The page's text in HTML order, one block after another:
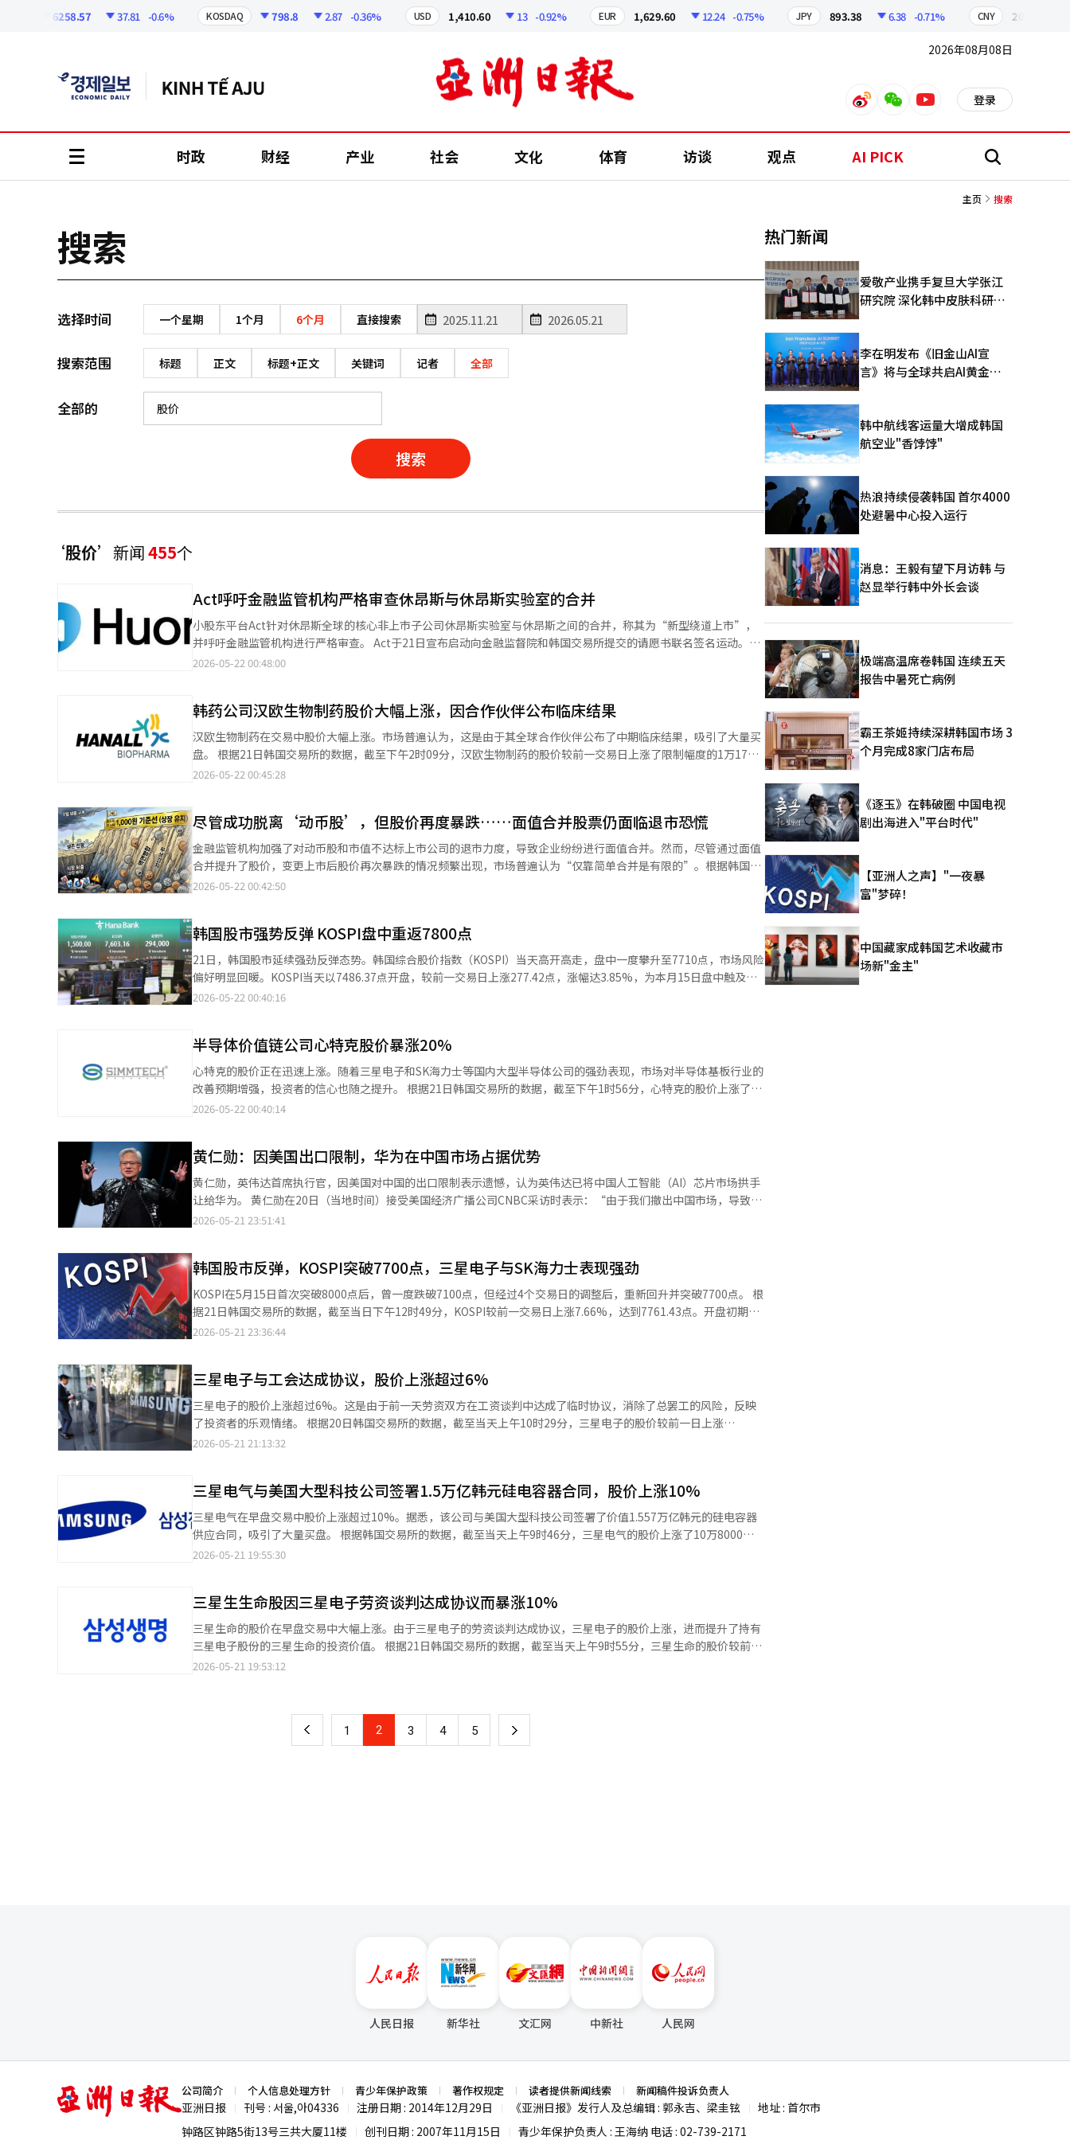
6258.57 37.81 -0.6% KOSDAQ 798.8 2.87 -0.36% USD 1,410.60 13 -0.92% EUR 1,629.60 12.24 -0.75% JPY 893.38 6.38 -0.71% CNY 209.17
2026年08月08日
weiboweixinyoutube 登录
时政 财经 产业 社会 文化 体育 访谈 观点 AI PICK 搜
主页 搜索
搜索
选择时间 一个星期 1个月 6个月 直接搜索
搜索范围 标题 正文 标题+正文 关键词 记者 全部
全部的
搜索
‘股价’ 新闻455个
Act呼吁金融监管机构严格审查休昂斯与休昂斯实验室的合并
小股东平台Act针对休昂斯全球的核心非上市子公司休昂斯实验室与休昂斯之间的合并，称其为“新型绕道上市”，
并呼吁金融监管机构进行严格审查。 Act于21日宣布启动向金融监督院和韩国交易所提交的请愿书联名签名运动。部
分小股东和Act指出，此次合并是休昂斯全球持有64.1%股份的非上市子公司休昂斯实验室与上市公司休昂斯的吸收
管，但与已上市的关联公司合并时，由于没有最大股东变更，可能会被排除在交易所的绕道上市审查之外。小股东们
对外部评估机构评估的休昂斯实验室企业价值1290亿韩元表示反对，认为这未能反映其未来成长性，属于低估。 Act
方面表示：“实际上，这种结构与子公司上市的效果相似”，并强调“交易所应当主动进行相当于绕道上市的质量审
查”。他们还指出：“如果允许这种方式，将可能成为控股公司规避重复上市监管的先例。” 缺乏股东保护机制也是
一个问题。休昂斯全球的小股东表示，由于此次合并并非控股公司股东大会的决议事项，他们无法行使股票回购权等
50%，而休昂斯的股价则上涨了18.3%。 Act的代表李相木表示：“通过将非上市子公司合并到上市子公司的方式，
利用了制度的盲点，这种新型绕道上市手法将扩散到整个资本市场”，并表示：“我们将竭尽全力确保此次事件不会
成为资本市场的不良先例。” 与此同时，休昂斯表示，此次合并将使其在现有合成药物候选物（管线）的基础上，扩
展休昂斯实验室正在开发的生物药物管线，以建立高附加值的未来成长动力。 ※ 本报道经人工智能（AI）系统翻译
与编辑。
2026-05-22 00:48:00
韩药公司汉欧生物制药股价大幅上涨，因合作伙伴公布临床结果
汉欧生物制药在交易中股价大幅上涨。市场普遍认为，这是由于其全球合作伙伴公布了中期临床结果，吸引了大量买
盘。 根据21日韩国交易所的数据，截至下午2时09分，汉欧生物制药的股价较前一交易日上涨了限制幅度的1万1700
韩元（29.85%），报5万900韩元。 市场人士表示，汉欧生物制药的合作伙伴伊美诺万特（Immunovant）提前公布
54.5%，ACR70为35.8%。 ACR是评估类风湿关节炎症状改善程度的指标，其中ACR70表示症状改善超过70%的患
者比例。 在使用两种以上不同的最新靶向治疗药物（如第一代DMARD、抗TNF、JAK抑制剂）仍未见效的极难治患
者中，出现如此显著的症状改善引起了广泛关注。同时，从安全性来看，整体耐受性良好，没有出现新的不良信号。
艾美罗普鲁巴特通过抑制FcRn来减少致病性自身抗体，目前除了类风湿关节炎外，还在针对重症肌无力、CIDP、干
燥综合症、格雷夫斯病等多种自身免疫疾病进行全球临床试验。 对此，IBK投资证券的研究员郑义洙分析称：“由于
别（Best-in-Class）潜力的契机。”※ 本报道经人工智能（AI）系统翻译与编辑。
2026-05-22 00:45:28
尽管成功脱离‘动币股’，但股价再度暴跌……面值合并股票仍面临退市恐慌
金融监管机构加强了对动币股和市值不达标上市公司的退市力度，导致企业纷纷进行面值合并。然而，尽管通过面值
合并提升了股价，变更上市后股价再次暴跌的情况频繁出现，市场普遍认为“仅靠简单合并是有限的”。根据韩国交
易所的数据，本周（18日至20日）进行面值合并并变更上市的股票中，KOSPI有10只，KOSDAQ有21只。这些股票
易日（20日）进行面值合并并变更上市的KOSPI股票中，韩国电子控股公司股价较基准价下跌26.34%，收于2950韩
元。KEC也暴跌29.92%，博海酿造下跌20.62%，安耐克斯下跌14.95%。Ontide同样下跌5.02%。面值合并通常是
将多股合并为一股，从而减少股票数量并提高每股价格。最近，企业利用这一方式摆脱“动币股”的形象，以避免退
市的风险。例如，将5张500韩元的股票合并为1张，股价提升至2500韩元左右。早在2月份，金融委员会就发布
了“针对不良企业快速、严格退市的退市改革方案”。根据该方案，自今年7月1日起，连续30个交易日股价低于
最终退市程序。面值合并后股价再次走弱的原因在于，退市的担忧依然存在。金融委员会将加强动币股的标准，同时
也会强化市值标准。从7月开始，KOSPI市场市值低于300亿韩元的企业将被纳入退市审查范围，而KOSDAQ市场市值
低于200亿韩元的企业也将被纳入审查。明年1月起，标准将进一步收紧，KOSPI将包括市值低于500亿韩元的企业，
KOSDAQ则包括市值低于300亿韩元的企业，均将被指定为管理股票并纳入退市审查。目前，通过面值合并变更上市
的许多股票市值未能超过500亿韩元。市场普遍认为，面值合并本身并不能提升企业价值，若不进行业绩改善或财务
性措施，并不会改变企业的基本面。要消除退市的担忧，最终需要业绩改善、财务稳定以及股东回报政策等本质性变
化。”※ 本报道经人工智能（AI）系统翻译与编辑。
2026-05-22 00:42:50
韩国股市强势反弹 KOSPI盘中重返7800点
21日，韩国股市延续强劲反弹态势。韩国综合股价指数（KOSPI）当天高开高走，盘中一度攀升至7710点，市场风险
偏好明显回暖。KOSPI当天以7486.37点开盘，较前一交易日上涨277.42点，涨幅达3.85%，为本月15日盘中触及
8000点后经历深度回调以来的最大单日涨幅之一。当天KOSPI收于7815.59点，较前一交易日上涨8.42%；韩国创业
外，隔夜美股在半导体板块带动下收涨，美国国债收益率与国际油价双双回落，外部市场环境趋于改善。受买盘快速
涌入影响，KOSPI开盘约24分钟后即触发程序化买盘“熔断机制”（Sidecar），韩国创业板市场（KOSDAQ）也同
步触发买入侧熔断。 元大证券研究员李在元（音）分析指出，三星电子工会罢工不确定性的消除，叠加现金绩效奖金
发放压力减轻，共同构成推动市场上行的内部动力；与此同时，市场对伊朗局势趋于缓和的预期升温，以及英伟达
（NVIDIA）亮眼的业绩表现，也为此次反弹提供了额外支撑。 外资机构对韩国股市的乐观预期亦持续升温。野村证
存储芯片与高带宽存储器（HBM）正处于“超级周期”，将成为今年至2027年韩国企业盈利及净资产收益率
（ROE）增长的核心驱动力。此外，报告还指出，涵盖存储芯片、HBM、电力设备、储能系统（ESS）及核电在内的
人工智能（AI）基础设施领域，未来五年有望持续贡献稳定收益。
2026-05-22 00:40:16
半导体价值链公司心特克股价暴涨20%
心特克的股价正在迅速上涨。随着三星电子和SK海力士等国内大型半导体公司的强劲表现，市场对半导体基板行业的
改善预期增强，投资者的信心也随之提升。 根据21日韩国交易所的数据，截至下午1时56分，心特克的股价上涨了2
万400韩元（19.69%），现报12万4000韩元。 当天，三星电子和SK海力士的股价也同步大幅上涨，显示出半导体价
了半导体大型股的买入热潮。 三星电子与工会在前一晚签署了2026年薪资谈判的初步协议，避免了即将到来的总罢
工。Kiwoom证券的研究员韩志英表示：“罢工风险的缓解可能会为以半导体股票为中心的友好供需环境创造条
件。” 此外，英伟达的良好业绩也刺激了投资者的信心。英伟达宣布其2026财年第一季度（2月至4月）的营收为
816亿2000万美元（约122万亿韩元），较前一季度增长约20%，连续12个季度创下历史最高营收记录。市场分析认
为，人工智能服务器投资的扩大将推动高带宽内存（HBM）的需求增加，这对国内半导体股票整体产生了积极影响。
2026-05-22 00:40:14
黄仁勋：因美国出口限制，华为在中国市场占据优势
黄仁勋，英伟达首席执行官，因美国对中国的出口限制表示遗憾，认为英伟达已将中国人工智能（AI）芯片市场拱手
让给华为。 黄仁勋在20日（当地时间）接受美国经济广播公司CNBC采访时表示：“由于我们撤出中国市场，导致当
地半导体企业生态系统运转良好。”他指出：“华为度过了一个创纪录的年份，预计明年也将取得惊人业绩。” 他进
有任何期待”，并指出已向分析师和投资者提出“不要投资，也不要抱有期待”的预期。 尽管如此，他明确表示希望
重返中国市场。他提到：“中国有很多客户和合作伙伴，我们已经在那儿经营了30年，希望继续开展业务。” 英伟
达当天公布的2026财年第一季度（2月至4月）营收为816.2亿美元（约合122万亿韩元），较上一季度的681.3亿美元
增长20%，连续12个季度创下历史新高。 与去年同期相比增长85%，也超出市场调研机构伦敦证券交易所集团
（LSEG）预测的788.5亿美元。调整后的每股收益（EPS）为1.87美元，超过华尔街预期的1.76美元。 增长主要得益
148亿美元。 包括PC、游戏主机和自动驾驶汽车在内的边缘计算业务营收为64亿美元，同比增长29%。 英伟达预计
第二季度营收将达到910亿美元，超出市场预期的868.4亿美元。尤其是其主打产品图形处理器（GPU）之外，中央处
理器（CPU）Vera的年营收预计将达到200亿美元，约占英伟达预计年营收的5%。 在业绩发布的当天，英伟达股价
因市场对业绩的期待在常规交易中上涨1.3%，但在业绩发布后，盘后交易转为下跌。截至下午8时，股价下跌2.81美
元（1.26%），报220.66美元。※ 本报道经人工智能（AI）系统翻译与编辑。
2026-05-21 23:51:41
韩国股市反弹，KOSPI突破7700点，三星电子与SK海力士表现强劲
KOSPI在5月15日首次突破8000点后，曾一度跌破7100点，但经过4个交易日的调整后，重新回升并突破7700点。 根
据21日韩国交易所的数据，截至当日下午12时49分，KOSPI较前一交易日上涨7.66%，达到7761.43点。开盘初期，
指数大幅上涨，KOSPI和KOSDAQ的买入熔断机制同时启动。 三星电子的劳资双方在前一晚达成了工资谈判的初步协
入超过1.4万亿韩元的股票，推动了指数上涨。外资净卖出1万亿韩元，个人投资者则净卖出约4000亿韩元，开始实现
利润。 三星电子在前一天成功解决了劳资谈判，消除了罢工风险，股价上涨超过8%，一度触及30万韩元。SK海力士
的股价上涨11.06%，达到193万8000韩元。 三星电机宣布与全球企业签署了价值1.5万亿韩元的硅电容器供应合同，
股价上涨超过12%。三星生命和三星物产的股价分别上涨12%和11%。现代汽车集团的股票也表现良好，现代汽车
上涨9%，起亚汽车上涨超过11%。 未来资产证券研究员金石桓表示：“三星电子的劳资协议使得整个集团表现强
KOSDAQ指数当天开盘时较前一交易日上涨29.23点（2.77%），达到1085.30点。截至下午12时49分，KOSDAQ指
数较前一交易日上涨5.07%，达到1109.61点。 在KOSDAQ市场上，外资净买入1300亿韩元，机构净买入1600亿韩
元，个人投资者则净卖出超过2800亿韩元。 KOSDAQ市值前列的股票普遍上涨。阿尔特奥根上涨0.70%，生态动力
材料上涨10.58%，生态动力上涨10.36%，彩虹机器人上涨15.20%，科隆生物制药上涨3.56%，三千堂制药上涨
2.45%，利诺工业上涨6.15%，利佳凯姆生物上涨3.62%，HLB上涨2.94%，ABL生物上涨4.70%。 前一天成功实
智能（AI）系统翻译与编辑。
2026-05-21 23:36:44
三星电子与工会达成协议，股价上涨超过6%
三星电子的股价上涨超过6%。这是由于前一天劳资双方在工资谈判中达成了临时协议，消除了总罢工的风险，反映
了投资者的乐观情绪。 根据20日韩国交易所的数据，截至当天上午10时29分，三星电子的股价较前一日上涨
6.16%，交易价格为29万3000韩元。在盘前交易中，股价一度触及30万韩元。 三星电子股价的急剧上涨被认为是由
6.76%。特别是外资投资者在15日至20日的期间内，净卖出三星电子股票达7兆8621亿韩元。 基于这一情况，
Kiwoom证券的研究员韩志英分析称：“前一晚三星电子劳资谈判达成临时协议的消息，缓解了罢工风险，这将为以
半导体股为中心的积极供需环境奠定基础。” 证券界对三星电子的业绩改善趋势和内存市场的良好表现表示乐观，纷
纷上调目标股价。 新韩投资证券当天将目标股价上调至55万韩元，比之前提高了83.3%。新韩投资证券的研究员金亨
泰表示：“内存价格的进一步上涨、长期合同带来的稳定业绩可见性、对股东回报的期待，以及劳资相关担忧的消除
永建指出：“截至5月，服务器/企业用固态硬盘（SSD）的数量增长率分别为22.3%和41.5%，在一个月内（相比于
之前的22.1%和39.1%）再次上升。” 前一天，韩国投资证券也因预计第二季度内存价格大幅上涨，将三星电子的目
标股价从37万韩元上调至57万韩元，成为证券公司中最高的目标价。 韩国投资证券的研究员蔡敏淑表示：“由于预
计第二季度通用DRAM的平均销售价格上涨率将从30%上调至60%，因此我们将今年和明年三星电子的营业利润预期
分别上调13%和16%，达到377万亿韩元和573万亿韩元。”※ 本报道经人工智能（AI）系统翻译与编辑。
2026-05-21 21:13:32
三星电气与美国大型科技公司签署1.5万亿韩元硅电容器合同，股价上涨10%
三星电气在早盘交易中股价上涨超过10%。据悉，该公司与美国大型科技公司签署了价值1.557万亿韩元的硅电容器
供应合同，吸引了大量买盘。 根据韩国交易所的数据，截至当天上午9时46分，三星电气的股价上涨了10万8000韩
元（10.18%），报116万9000韩元。股价在盘中一度上涨至121万9000韩元，创下历史新高。 三星电气的硅电容器
2028年12月31日。由于商业机密，客户名称和主要合同条款未予披露。 硅电容器是高性能半导体封装基板所需的超
小型电子元件。其设计可以使封装厚度更薄，并且能够靠近高性能系统半导体，有利于高速数据的稳定传输。 证券界
也因此提高了对三星电气的预期。KB证券和DB证券当天将三星电气的目标股价上调至160万韩元。达沃投资证券将
目标价上调至150万韩元，iM证券则上调至140万韩元。 DB证券研究员赵贤智表示：“硅电容器业务预计将在2027
年后开始对业绩产生实质性贡献。”他预测：“今年的销售额约为300亿韩元，但到2027年将增至约5500亿韩元，
2026-05-21 19:55:30
三星生生命股因三星电子劳资谈判达成协议而暴涨10%
三星生命的股价在早盘交易中大幅上涨。由于三星电子的劳资谈判达成协议，三星电子的股价上涨，进而提升了持有
三星电子股份的三星生命的投资价值。 根据21日韩国交易所的数据，截至当天上午9时55分，三星生命的股价较前一
交易日上涨3万3500韩元（10.74%），报34万5500韩元。 市场分析认为，股价大幅上涨的原因是三星电子劳资谈判
好业绩。根据合并财报，净利润为1兆2036亿韩元，同比增长89.5%，超出市场预期。由于胜诉的即期年金诉讼带来
的约4257亿韩元的准备金回收，以及三星电子的特别分红效应，均对业绩改善起到了重要作用。 证券界普遍认为，
未来三星生命的股价将继续与三星电子的股份价值保持关联。iM证券的研究员设龙镇分析称：“未来三星生命的股价
2026-05-21 19:53:12
上 1 2 3 4 5 下
热门新闻
爱敬产业携手复旦大学张江
研究院 深化韩中皮肤科研合
李在明发布《旧金山AI宣
言》将与全球共启AI黄金时
韩中航线客运量大增成韩国
航空业"香饽饽"
热浪持续侵袭韩国 首尔4000
处避暑中心投入运行
消息：王毅有望下月访韩 与
赵显举行韩中外长会谈
极端高温席卷韩国 连续五天
报告中暑死亡病例
霸王茶姬持续深耕韩国市场 3
个月完成8家门店布局
《逐玉》在韩破圈 中国电视
剧出海进入"平台时代"
【亚洲人之声】"一夜暴
富"梦碎！
中国藏家成韩国艺术收藏市
场新"金主"
人民日报 新华社 文汇网 中新社 人民网
亚
洲
日
公司简介 个人信息处理方针 青少年保护政策 著作权规定 读者提供新闻线索 新闻稿件投诉负责人
亚洲日报 刊号 : 서울,아04336 注册日期 : 2014年12月29日 《亚洲日报》发行人及总编辑 : 郭永吉、梁圭铉
地址 : 首尔市
钟路区钟路5街13号三共大厦11楼
创刊日期 : 2007年11月15日 青少年保护负责人 : 王海纳 电话 : 02-739-2171